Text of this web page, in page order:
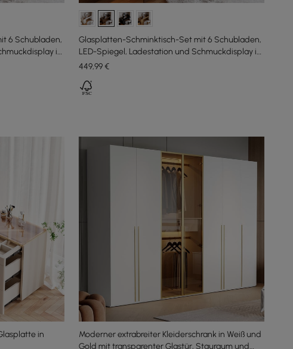
6 Schubladen,
in
Glasplatten-Schminktisch-Set mit 6 Schubladen,
LED-Spiegel, Ladestation und Schmuckdisplay in
Walnuss
449,99€
in
Moderner extrabreiter Kleiderschrank in Weiß und
Gold mit transparenter Glastür, Stauraum und